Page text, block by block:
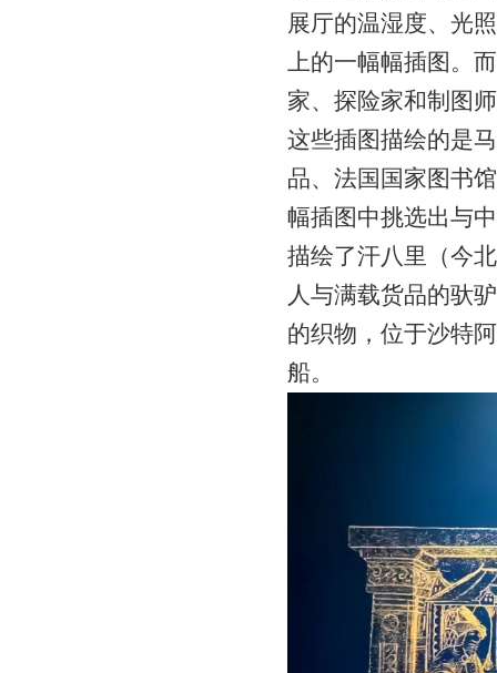
展厅的温湿度、光
上的一幅幅插图。
家、探险家和制图
这些插图描绘的是
品、法国国家图书
幅插图中挑选出与
描绘了汗八里（今
人与满载货品的驮
的织物，位于沙特
船。